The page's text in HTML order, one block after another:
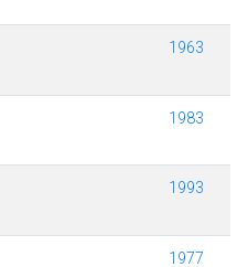
1963
1983
1993
1977